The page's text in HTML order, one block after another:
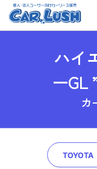
ハイ
ーGL
カ
TOYOTA